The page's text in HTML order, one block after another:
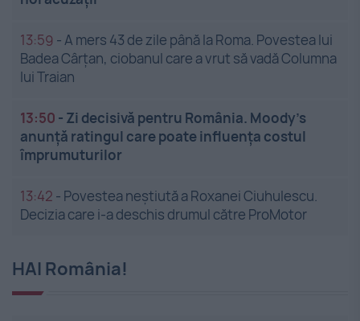
13:59 -A mers 43 de zile până la Roma. Povestea lui
Badea Cârțan, ciobanul care a vrut să vadă Columna
lui Traian
13:50 - Zi decisivă pentru România. Moody’s
anunță ratingul care poate influența costul
împrumuturilor
13:42 - Povestea neștiută a Roxanei Ciuhulescu.
Decizia care i-a deschis drumul către ProMotor
HAI România!